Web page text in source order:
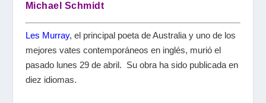
Michael Schmidt
Les Murray, el principal poeta de Australia y uno de los
mejores vates contemporáneos en inglés, murió el
pasado lunes 29 de abril. Su obra ha sido publicada en
diez idiomas.